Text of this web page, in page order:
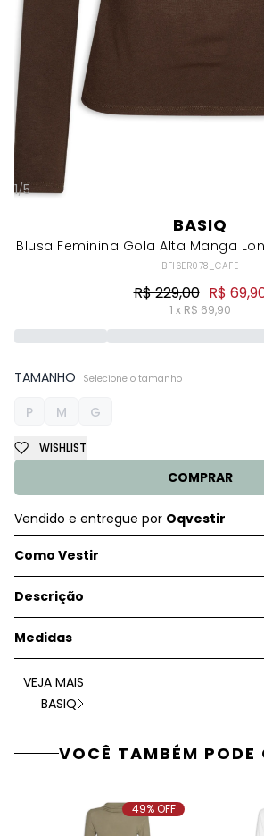
1/5
BASIQ
Blusa Feminina Gola Alta Manga
BFI6ER078_CAFE
R$ 229,00 R$
1 x R$ 69,90
TAMANHO Selecione o tamanho
P M G
COMPRAR
WISHLIST
Vendido e entregue por Oqvestir
Como Vestir
Descrição
Medidas
VEJA MAIS
BASIQ
VOCÊ TAMBÉM PODE
49% OFF